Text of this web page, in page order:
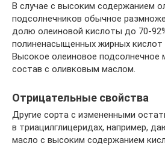
В случае с высоким содержанием
подсолнечников обычное
долю олеиновой кислоты до 70-
полиненасыщенных жирных кислот
Высокое олеиновое подсолнечное
состав с оливковым маслом.
Отрицательные свойства
Другие сорта с измененными
в триацилглицеридах, например,
масло с высоким содержанием